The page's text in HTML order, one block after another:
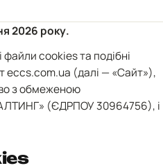
2026 року.
cookies та подібні
eccs.com.ua (далі — «Сайт»),
з обмеженою
(ЄДРПОУ 30964756), і